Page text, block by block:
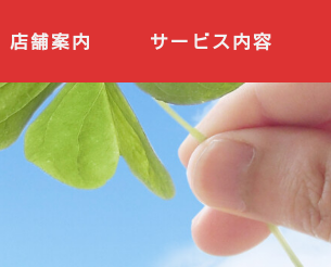
店舗案内 サービス内容